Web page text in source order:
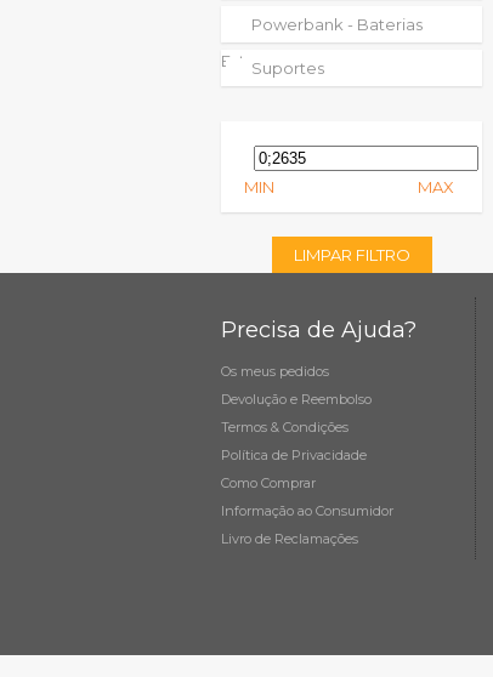
Powerbank - Baterias
ExternasSuportes
MIN MAX
LIMPAR FILTRO
Precisa de Ajuda?
Os meus pedidos
Devolução e Reembolso
Termos & Condições
Política de Privacidade
Como Comprar
Informação ao Consumidor
Livro de Reclamações